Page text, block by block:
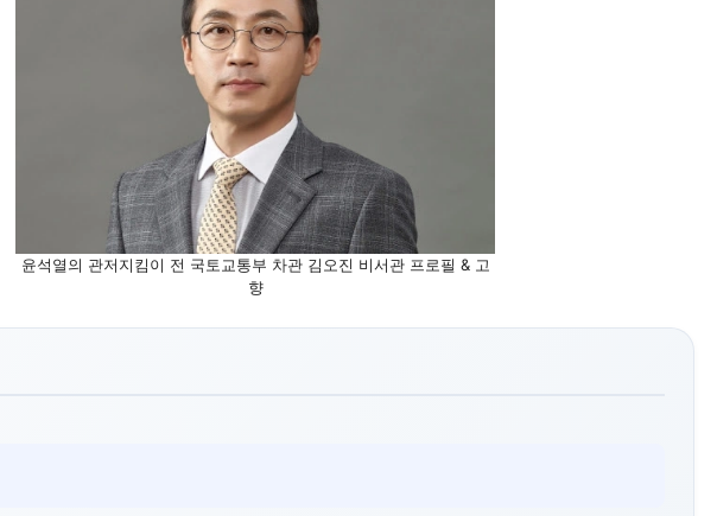
윤석열의 관저지킴이 전 국토교통부 차관 김오진 비서관 프로필 & 고
향